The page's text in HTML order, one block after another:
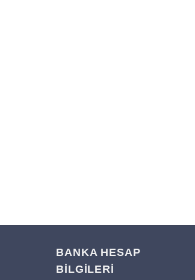
BANKA HESAP
BİLGİLERİ